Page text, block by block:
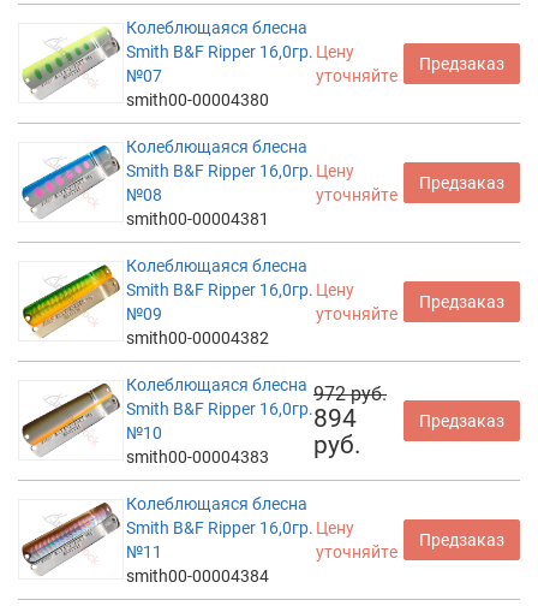
Колеблющаяся блесна
Smith B&F Ripper 16,0гр.
№07
smith00-00004380
Цену
уточняйте
Предзаказ
Колеблющаяся блесна
Smith B&F Ripper 16,0гр.
№08
smith00-00004381
Цену
уточняйте
Предзаказ
Колеблющаяся блесна
Smith B&F Ripper 16,0гр.
№09
smith00-00004382
Цену
уточняйте
Предзаказ
Колеблющаяся блесна
Smith B&F Ripper 16,0гр.
№10
smith00-00004383
972 руб.
894
руб.
Предзаказ
Колеблющаяся блесна
Smith B&F Ripper 16,0гр.
№11
smith00-00004384
Цену
уточняйте
Предзаказ